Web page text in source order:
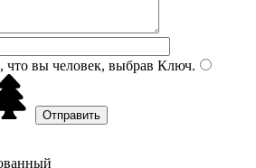
вы человек, выбрав Ключ.